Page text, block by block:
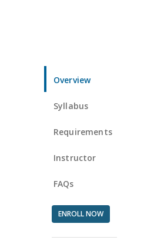
Overview
Syllabus
Requirements
Instructor
FAQs
ENROLL NOW